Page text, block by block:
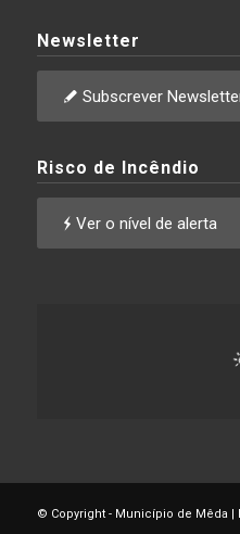
Newsletter
Subscrever
Risco de Incêndio
Ver o nível de alerta
© Copyright - Município de Mêda |